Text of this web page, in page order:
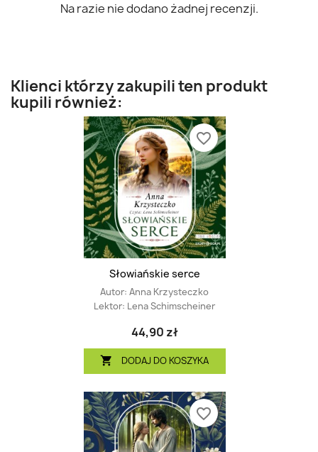
Na razie nie dodano żadnej recenzji.
Klienci którzy zakupili ten produkt
kupili również:
Słowiańskie serce
Autor: Anna Krzysteczko
Lektor: Lena Schimscheiner
44,90 zł
 DODAJ DO KOSZYKA
favorite_border
favorite_border